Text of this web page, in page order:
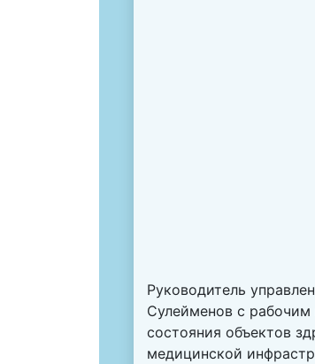
Руководитель
Сулейменов с
состояния объектов
медицинской